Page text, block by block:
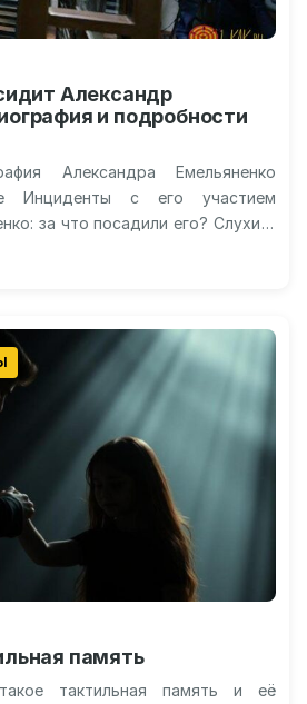
Александр
и подробности
Александра Емельяненко
Инциденты с его участием
за что посадили его? Слухи о
память
тактильная память и её